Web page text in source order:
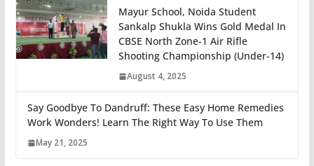
Mayur School, Noida Student
Sankalp Shukla Wins Gold Medal In
CBSE North Zone-1 Air Rifle
Shooting Championship (Under-14)
August 4, 2025
Say Goodbye To Dandruff: These Easy Home Remedies
Work Wonders! Learn The Right Way To Use Them
May 21, 2025